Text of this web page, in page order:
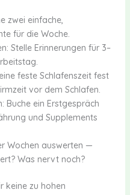
zwei einfache,
für die Woche.
Stelle Erinnerungen für 3–
feste Schlafenszeit fest
vor dem Schlafen.
Buche ein Erstgespräch
und Supplements
Wochen auswerten —
Was nervt noch?
keine zu hohen